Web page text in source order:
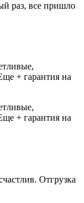
раз, все пришло
+ гарантия на
+ гарантия на
Отгрузка